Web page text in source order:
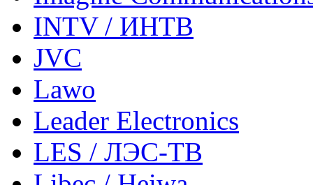
INTV / ИНТВ
JVC
Lawo
Leader Electronics
LES / ЛЭС-ТВ